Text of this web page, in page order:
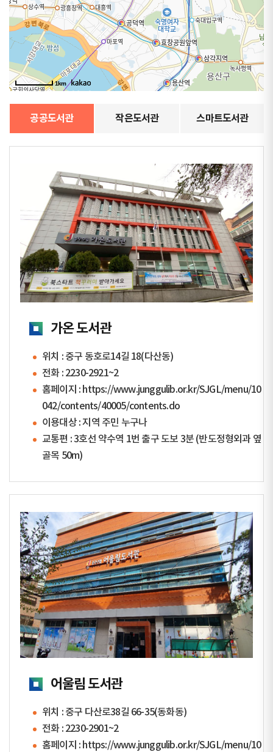
1km
공공도서관 작은도서관 스마트도서관
가온 도서관
위치 : 중구 동호로14길 18(다산동)
전화 : 2230-2921~2
홈페이지 : https://www.junggulib.or.kr/SJGL/menu/10
042/contents/40005/contents.do
이용대상 : 지역 주민 누구나
교통편 : 3호선 약수역 1번 출구 도보 3분 (반도정형외과 옆
골목 50m)
어울림 도서관
위치 : 중구 다산로38길 66-35(동화동)
전화 : 2230-2901~2
홈페이지 : https://www.junggulib.or.kr/SJGL/menu/10